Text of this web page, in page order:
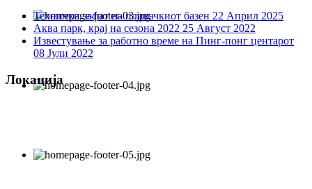
Технички зафат на пливачкиот базен 22 Април 2025
Аква парк, крај на сезона 2022 25 Август 2022
Известување за работно време на Пинг-понг центарот
08 Јули 2022
Локација